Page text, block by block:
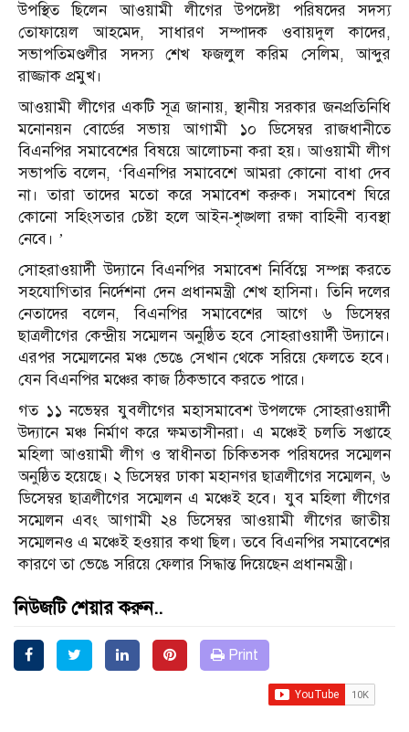
উপস্থিত ছিলেন আওয়ামী লীগের উপদেষ্টা পরিষদের সদস্য
তোফায়েল আহমেদ, সাধারণ সম্পাদক ওবায়দুল কাদের,
সভাপতিমণ্ডলীর সদস্য শেখ ফজলুল করিম সেলিম, আব্দুর
রাজ্জাক প্রমুখ।
আওয়ামী লীগের একটি সূত্র জানায়, স্থানীয় সরকার জনপ্রতিনিধি
মনোনয়ন বোর্ডের সভায় আগামী ১০ ডিসেম্বর রাজধানীতে
বিএনপির সমাবেশের বিষয়ে আলোচনা করা হয়। আওয়ামী লীগ
সভাপতি বলেন, ‘বিএনপির সমাবেশে আমরা কোনো বাধা দেব
না। তারা তাদের মতো করে সমাবেশ করুক। সমাবেশ ঘিরে
কোনো সহিংসতার চেষ্টা হলে আইন-শৃঙ্খলা রক্ষা বাহিনী ব্যবস্থা
নেবে। ’
সোহরাওয়ার্দী উদ্যানে বিএনপির সমাবেশ নির্বিঘ্নে সম্পন্ন করতে
সহযোগিতার নির্দেশনা দেন প্রধানমন্ত্রী শেখ হাসিনা। তিনি দলের
নেতাদের বলেন, বিএনপির সমাবেশের আগে ৬ ডিসেম্বর
ছাত্রলীগের কেন্দ্রীয় সম্মেলন অনুষ্ঠিত হবে সোহরাওয়ার্দী উদ্যানে।
এরপর সম্মেলনের মঞ্চ ভেঙে সেখান থেকে সরিয়ে ফেলতে হবে।
যেন বিএনপির মঞ্চের কাজ ঠিকভাবে করতে পারে।
গত ১১ নভেম্বর যুবলীগের মহাসমাবেশ উপলক্ষে সোহরাওয়ার্দী
উদ্যানে মঞ্চ নির্মাণ করে ক্ষমতাসীনরা। এ মঞ্চেই চলতি সপ্তাহে
মহিলা আওয়ামী লীগ ও স্বাধীনতা চিকিত্সক পরিষদের সম্মেলন
অনুষ্ঠিত হয়েছে। ২ ডিসেম্বর ঢাকা মহানগর ছাত্রলীগের সম্মেলন, ৬
ডিসেম্বর ছাত্রলীগের সম্মেলন এ মঞ্চেই হবে। যুব মহিলা লীগের
সম্মেলন এবং আগামী ২৪ ডিসেম্বর আওয়ামী লীগের জাতীয়
সম্মেলনও এ মঞ্চেই হওয়ার কথা ছিল। তবে বিএনপির সমাবেশের
কারণে তা ভেঙে সরিয়ে ফেলার সিদ্ধান্ত দিয়েছেন প্রধানমন্ত্রী।
নিউজটি শেয়ার করুন..
Print